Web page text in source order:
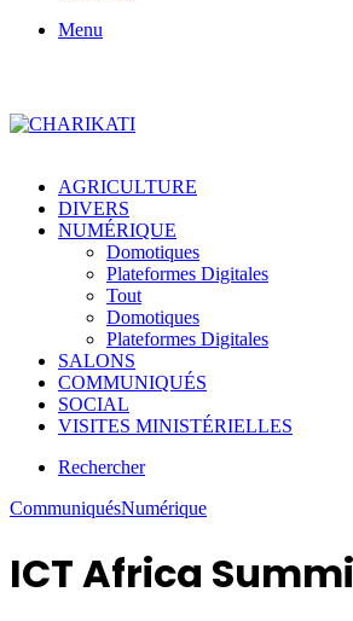
Menu
AGRICULTURE
DIVERS
NUMÉRIQUE
Domotiques
Plateformes Digitales
Tout
Domotiques
Plateformes Digitales
SALONS
COMMUNIQUÉS
SOCIAL
VISITES MINISTÉRIELLES
Rechercher
CommuniquésNumérique
ICT Africa